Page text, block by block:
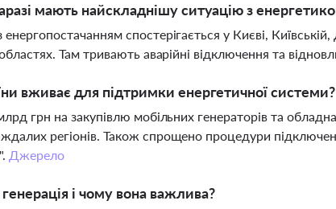
мають найскладнішу ситуацію з
спостерігається у Києві, Київській,
Там тривають аварійні відключення та
вживає для підтримки енергетичної системи?
грн на закупівлю мобільних генераторів та
регіонів. Також спрощено процедури
Джерело
і чому вона важлива?